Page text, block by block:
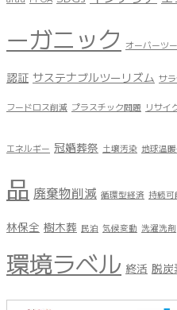
ーガニック オーバーツ
認証 サステナブルツーリズム サ
フードロス削減 プラスチック問題 リサイ
エネルギー 冠婚葬祭 土壌汚染 地球温
品 廃棄物削減 循環型経済 持続可
林保全 樹木葬 民泊 気候変動 洗濯洗剤
環境ラベル 終活 脱炭